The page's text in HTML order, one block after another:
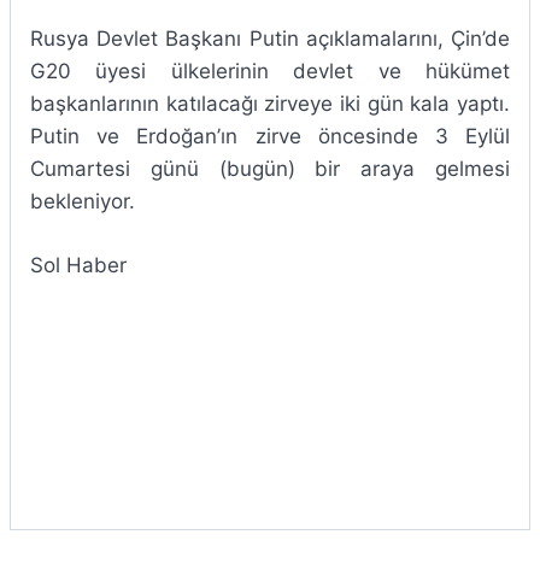
Rusya Devlet Başkanı Putin açıklamalarını, Çin’de
G20 üyesi ülkelerinin devlet ve hükümet
başkanlarının katılacağı zirveye iki gün kala yaptı.
Putin ve Erdoğan’ın zirve öncesinde 3 Eylül
Cumartesi günü (bugün) bir araya gelmesi
bekleniyor.
Sol Haber